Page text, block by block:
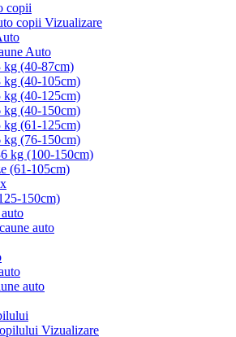
copii
copii Vizualizare
Auto
kg (40-87cm)
kg (40-105cm)
kg (40-125cm)
kg (40-150cm)
kg (61-125cm)
kg (76-150cm)
kg (100-150cm)
(61-105cm)
150cm)
auto
auto
Vizualizare